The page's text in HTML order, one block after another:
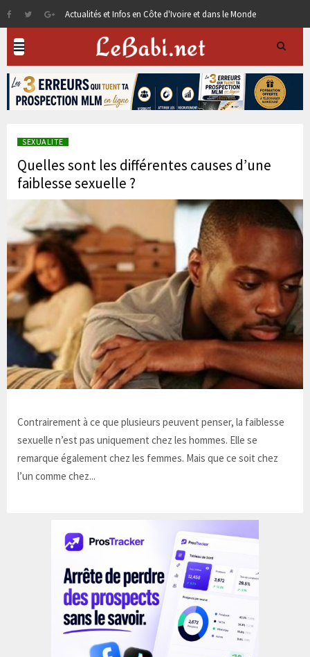
Actualités et Infos en Côte d'Ivoire et dans le Monde
SEXUALITE
Quelles sont les différentes causes d’une
faiblesse sexuelle ?
Contrairement à ce que plusieurs peuvent penser, la faiblesse
sexuelle n’est pas uniquement chez les hommes. Elle se
remarque également chez les femmes. Mais que ce soit chez
l’un comme chez...